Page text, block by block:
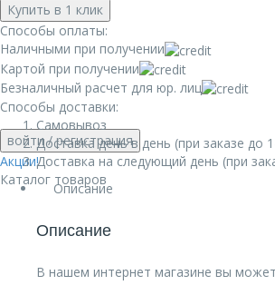
войти/ регистрация
Акции!
Каталог товаров
Купить в 1 клик
Способы оплаты:
Наличными при получении
Картой при получении
Безналичный расчет для юр. лиц
Способы доставки:
Самовывоз
Доставка день в день (при заказе до
Доставка на следующий день (при
Описание
Описание
В нашем интернет магазине вы